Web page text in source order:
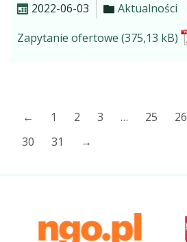
2022-06-03
Aktualności
Zapytanie ofertowe
← 1 2 3 … 25 26
30
31 →